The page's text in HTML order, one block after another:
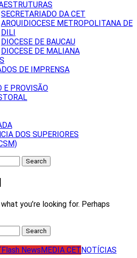
SECRETARIADO DA CET
ARQUIDIOCESE METROPOLITANA DE
DILI
DIOCESE DE BAUCAU
DIOCESE DE MALIANA
DE IMPRENSA
E PROVISÃO
DOS SUPERIORES
you’re looking for. Perhaps
Flash NewsMEDIA CETNOTÍCIAS